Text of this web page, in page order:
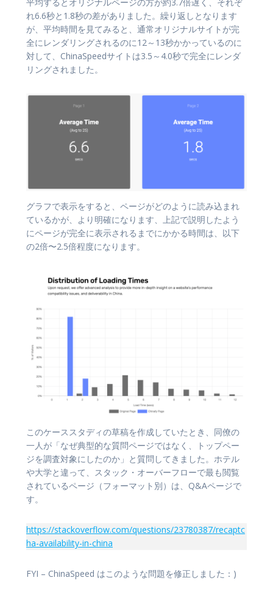
れ6.6秒と1.8秒の差がありました。繰り返しとなります
が、平均時間を見てみると、通常オリジナルサイトが完
全にレンダリングされるのに12～13秒かかっているのに
対して、ChinaSpeedサイトは3.5～4.0秒で完全にレンダ
リングされました。
グラフで表示をすると、ページがどのように読み込まれ
ているかが、より明確になります、上記で説明したよう
にページが完全に表示されるまでにかかる時間は、以下
の2倍〜2.5倍程度になります。
このケーススタディの草稿を作成していたとき、同僚の
一人が「なぜ典型的な質問ページではなく、トップペー
ジを調査対象にしたのか」と質問してきました。ホテル
や大学と違って、スタック・オーバーフローで最も閲覧
されているページ（フォーマット別）は、Q&Aページで
す。
https://stackoverflow.com/questions/23780387/recaptc
ha-availability-in-china
FYI – ChinaSpeed はこのような問題を修正しました：)